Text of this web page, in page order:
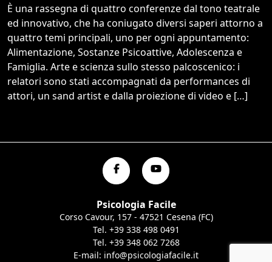
È una rassegna di quattro conferenze dal tono teatrale
ed innovativo, che ha coniugato diversi saperi attorno a
quattro temi principali, uno per ogni appuntamento:
Alimentazione, Sostanze Psicoattive, Adolescenza e
Famiglia. Arte e scienza sullo stesso palcoscenico: i
relatori sono stati accompagnati da performances di
attori, un sand artist e dalla proiezione di video e […]
Psicologia Facile
Corso Cavour, 157 - 47521 Cesena (FC)
Tel. +39 338 498 0491
Tel. +39 348 062 7268
E-mail: info@psicologiafacile.it